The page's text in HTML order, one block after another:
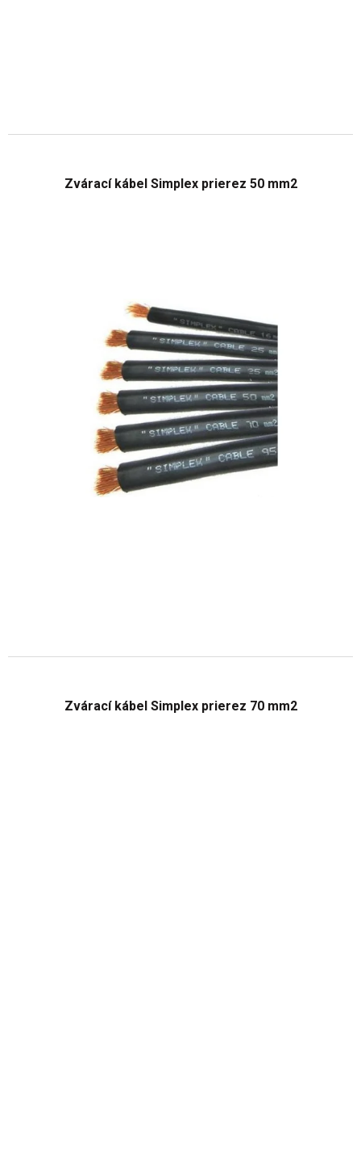
Zvárací kábel Simplex prierez 50 mm2
Zvárací kábel Simplex prierez 70 mm2